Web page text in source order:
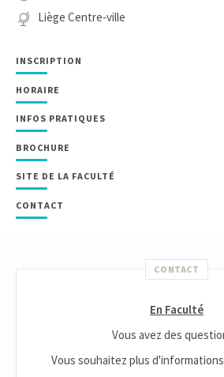
Liège Centre-ville
INSCRIPTION
HORAIRE
INFOS PRATIQUES
BROCHURE
SITE DE LA FACULTÉ
CONTACT
CONTACT
En Faculté
Vous avez des
Vous souhaitez plus d'informations